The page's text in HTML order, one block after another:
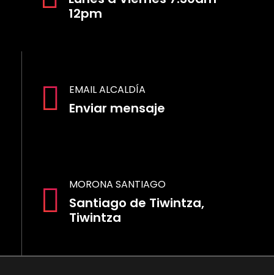
12pm
EMAIL ALCALDÍA
Enviar mensaje
MORONA SANTIAGO
Santiago de Tiwintza,
Tiwintza